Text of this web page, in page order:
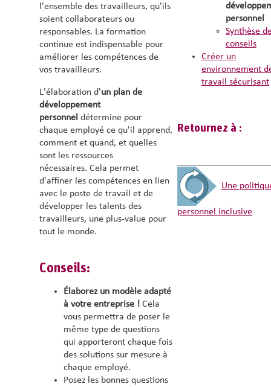
l'ensemble des travailleurs, qu'ils
soient collaborateurs ou
responsables. La formation
continue est indispensable pour
améliorer les compétences de
vos travailleurs.
L'élaboration d'un plan de
développement
personnel détermine pour
chaque employé ce qu'il apprend,
comment et quand, et quelles
sont les ressources
nécessaires. Cela permet
d'affiner les compétences en lien
avec le poste de travail et de
développer les talents des
travailleurs, une plus-value pour
tout le monde.
Conseils:
Élaborez un modèle adapté
à votre entreprise ! Cela
vous permettra de poser le
même type de questions
qui apporteront chaque fois
des solutions sur mesure à
chaque employé.
Posez les bonnes questions
personnel
Synthèse
conseils
Créer un
environnement
travail sécurisant
Retournez à :
Une
personnel inclusive